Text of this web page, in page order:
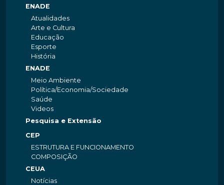
ENADE
Atualidades
Arte e Cultura
Educação
Esporte
História
ENADE
Meio Ambiente
Política/Economia/Sociedade
Saúde
Videos
Pesquisa e Extensão
CEP
ESTRUTURA E FUNCIONAMENTO
COMPOSIÇÃO
CEUA
Notícias